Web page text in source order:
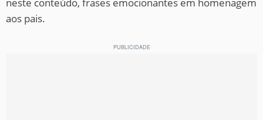
neste conteúdo, frases emocionantes em homenagem
aos pais.